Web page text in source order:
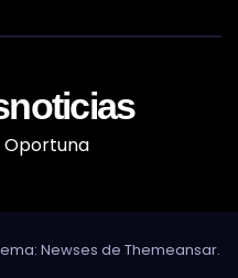
Newses de Themeansar.